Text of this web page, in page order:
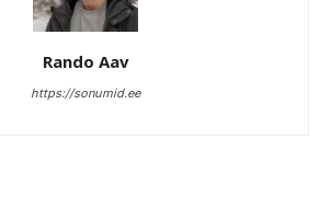
Rando Aav
https://sonumid.ee